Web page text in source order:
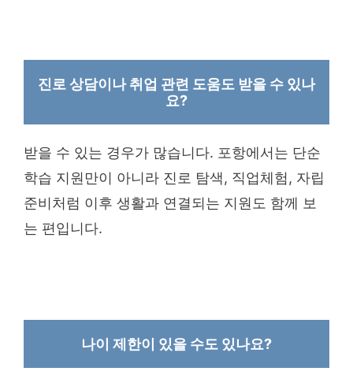
진로 상담이나 취업 관련 도움도 받을 수 있나
요?
받을 수 있는 경우가 많습니다. 포항에서는 단순
학습 지원만이 아니라 진로 탐색, 직업체험, 자립
준비처럼 이후 생활과 연결되는 지원도 함께 보
는 편입니다.
나이 제한이 있을 수도 있나요?